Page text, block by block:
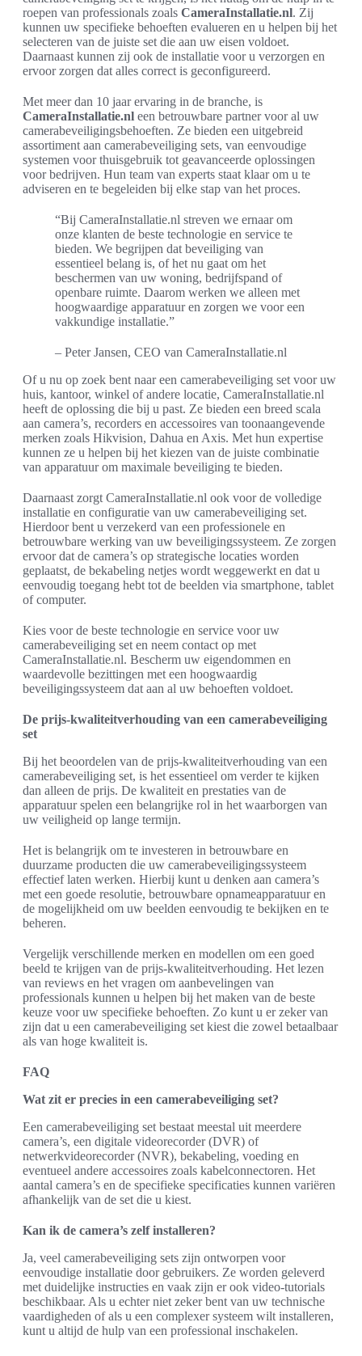
roepen van professionals zoals CameraInstallatie.nl. Zij
kunnen uw specifieke behoeften evalueren en u helpen bij het
selecteren van de juiste set die aan uw eisen voldoet.
Daarnaast kunnen zij ook de installatie voor u verzorgen en
ervoor zorgen dat alles correct is geconfigureerd.
Met meer dan 10 jaar ervaring in de branche, is
CameraInstallatie.nl een betrouwbare partner voor al uw
camerabeveiligingsbehoeften. Ze bieden een uitgebreid
assortiment aan camerabeveiliging sets, van eenvoudige
systemen voor thuisgebruik tot geavanceerde oplossingen
voor bedrijven. Hun team van experts staat klaar om u te
adviseren en te begeleiden bij elke stap van het proces.
“Bij CameraInstallatie.nl streven we ernaar om
onze klanten de beste technologie en service te
bieden. We begrijpen dat beveiliging van
essentieel belang is, of het nu gaat om het
beschermen van uw woning, bedrijfspand of
openbare ruimte. Daarom werken we alleen met
hoogwaardige apparatuur en zorgen we voor een
vakkundige installatie.”
– Peter Jansen, CEO van CameraInstallatie.nl
Of u nu op zoek bent naar een camerabeveiliging set voor uw
huis, kantoor, winkel of andere locatie, CameraInstallatie.nl
heeft de oplossing die bij u past. Ze bieden een breed scala
aan camera’s, recorders en accessoires van toonaangevende
merken zoals Hikvision, Dahua en Axis. Met hun expertise
kunnen ze u helpen bij het kiezen van de juiste combinatie
van apparatuur om maximale beveiliging te bieden.
Daarnaast zorgt CameraInstallatie.nl ook voor de volledige
installatie en configuratie van uw camerabeveiliging set.
Hierdoor bent u verzekerd van een professionele en
betrouwbare werking van uw beveiligingssysteem. Ze zorgen
ervoor dat de camera’s op strategische locaties worden
geplaatst, de bekabeling netjes wordt weggewerkt en dat u
eenvoudig toegang hebt tot de beelden via smartphone, tablet
of computer.
Kies voor de beste technologie en service voor uw
camerabeveiliging set en neem contact op met
CameraInstallatie.nl. Bescherm uw eigendommen en
waardevolle bezittingen met een hoogwaardig
beveiligingssysteem dat aan al uw behoeften voldoet.
De prijs-kwaliteitverhouding van een camerabeveiliging
set
Bij het beoordelen van de prijs-kwaliteitverhouding van een
camerabeveiliging set, is het essentieel om verder te kijken
dan alleen de prijs. De kwaliteit en prestaties van de
apparatuur spelen een belangrijke rol in het waarborgen van
uw veiligheid op lange termijn.
Het is belangrijk om te investeren in betrouwbare en
duurzame producten die uw camerabeveiligingssysteem
effectief laten werken. Hierbij kunt u denken aan camera’s
met een goede resolutie, betrouwbare opnameapparatuur en
de mogelijkheid om uw beelden eenvoudig te bekijken en te
beheren.
Vergelijk verschillende merken en modellen om een goed
beeld te krijgen van de prijs-kwaliteitverhouding. Het lezen
van reviews en het vragen om aanbevelingen van
professionals kunnen u helpen bij het maken van de beste
keuze voor uw specifieke behoeften. Zo kunt u er zeker van
zijn dat u een camerabeveiliging set kiest die zowel betaalbaar
als van hoge kwaliteit is.
FAQ
Wat zit er precies in een camerabeveiliging set?
Een camerabeveiliging set bestaat meestal uit meerdere
camera’s, een digitale videorecorder (DVR) of
netwerkvideorecorder (NVR), bekabeling, voeding en
eventueel andere accessoires zoals kabelconnectoren. Het
aantal camera’s en de specifieke specificaties kunnen variëren
afhankelijk van de set die u kiest.
Kan ik de camera’s zelf installeren?
Ja, veel camerabeveiliging sets zijn ontworpen voor
eenvoudige installatie door gebruikers. Ze worden geleverd
met duidelijke instructies en vaak zijn er ook video-tutorials
beschikbaar. Als u echter niet zeker bent van uw technische
vaardigheden of als u een complexer systeem wilt installeren,
kunt u altijd de hulp van een professional inschakelen.